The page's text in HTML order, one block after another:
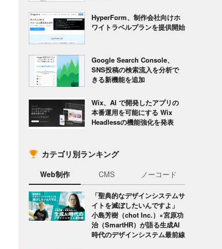
HyperForm、制作会社向けホ
ワイトラベルプランを提供開始
Google Search Console、
SNS投稿の検索流入を分析で
きる新機能を追加
Wix、AI で開発したアプリの
本番運用を可能にする Wix
Headlessの機能強化を発表
カテゴリ別ランキング
Web制作 CMS ノーコード
「聖典的なデザインシステムサ
イトを滅ぼしたいんですよ」
小島芳樹（chot Inc.）×宮原功
治（SmartHR）が語る生成AI
時代のデザインシステム最前線